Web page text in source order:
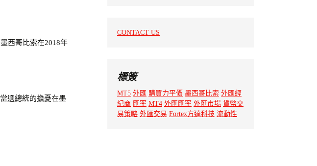
西哥比索在2018年
選總統的擔憂在墨
CONTACT US
標簽
MT5 外匯 購買力平價 墨西哥比索 外匯經
紀商 匯率 MT4 外匯匯率 外匯市場 貨幣交
易策略 外匯交易 Fortex方達科技 流動性